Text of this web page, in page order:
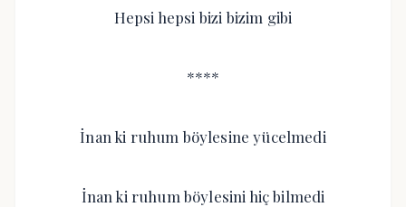
Hepsi hepsi bizi bizim gibi
****
İnan ki ruhum böylesine yücelmedi
İnan ki ruhum böylesini hiç bilmedi